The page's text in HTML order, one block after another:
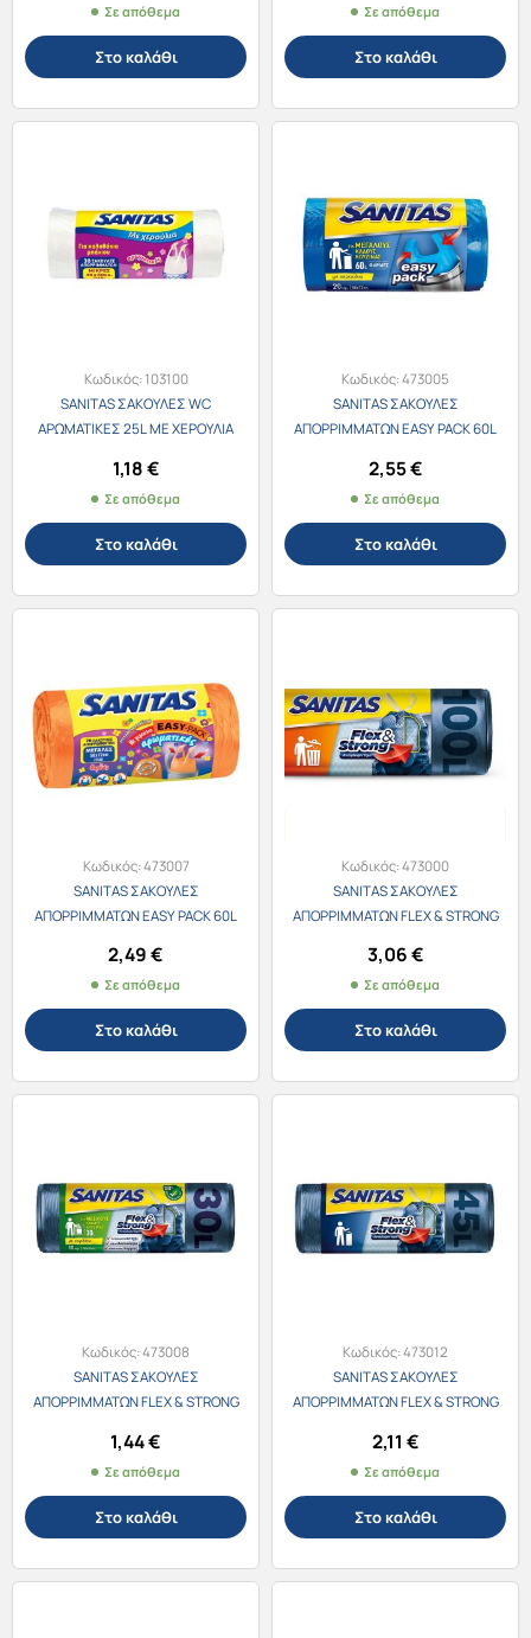
Σε απόθεμα
Στο καλάθι
Σε απόθεμα
Στο καλάθι
Κωδικός:103100
SANITAS ΣΑΚΟΥΛΕΣ WC
ΑΡΩΜΑΤΙΚΕΣ 25L ΜΕ ΧΕΡΟΥΛΙΑ
1,18€
Σε απόθεμα
Στο καλάθι
Κωδικός:473005
SANITAS ΣΑΚΟΥΛΕΣ
ΑΠΟΡΡΙΜΜΑΤΩΝ EASY PACK 60L
2,55€
Σε απόθεμα
Στο καλάθι
Κωδικός:473007
SANITAS ΣΑΚΟΥΛΕΣ
ΑΠΟΡΡΙΜΜΑΤΩΝ EASY PACK 60L
58Χ72εκ. 20τεμ.
2,49€
Σε απόθεμα
Στο καλάθι
Κωδικός:473000
SANITAS ΣΑΚΟΥΛΕΣ
ΑΠΟΡΡΙΜΜΑΤΩΝ FLEX & STRONG
3,06€
Σε απόθεμα
Στο καλάθι
Κωδικός:473008
SANITAS ΣΑΚΟΥΛΕΣ
ΑΠΟΡΡΙΜΜΑΤΩΝ FLEX & STRONG
1,44€
Σε απόθεμα
Στο καλάθι
Κωδικός:473012
SANITAS ΣΑΚΟΥΛΕΣ
ΑΠΟΡΡΙΜΜΑΤΩΝ FLEX & STRONG
2,11 €
Σε απόθεμα
Στο καλάθι